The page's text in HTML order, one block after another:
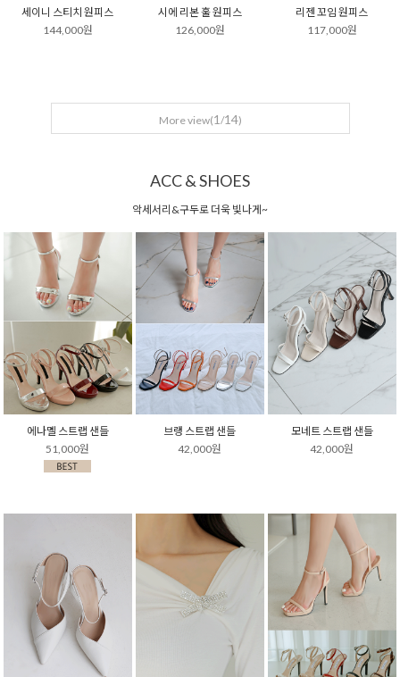
세이니 스티치 원피스
144,000원
시에 리본 훌 원피스
126,000원
리젠 꼬임 원피스
117,000원
More view(1 /14)
ACC & SHOES
악세서리&구두로 더욱 빛나게~
에나멜 스트랩 샌들
51,000원
브랭 스트랩 샌들
42,000원
모네트 스트랩 샌들
42,000원